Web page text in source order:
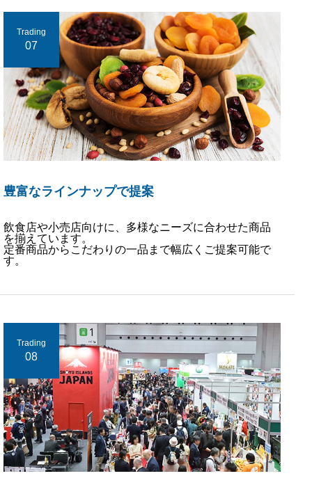
Trading
07
豊富なラインナップで提案
飲食店や小売店向けに、多様なニーズに合わせた商品
を揃えています。
定番商品からこだわりの一品まで幅広くご提案可能で
す。
Trading
08